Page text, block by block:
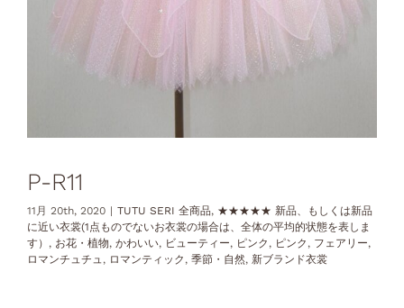
P-R11
11月 20th, 2020 | TUTU SERI 全商品, ★★★★★ 新品、もしくは新品
に近い衣裳(1点ものでないお衣裳の場合は、全体の平均的状態を表しま
す） , お花・植物, かわいい, ビューティー, ピンク , ピンク , フェアリー,
ロマンチュチュ , ロマンティック , 季節・自然, 新ブランド衣裳